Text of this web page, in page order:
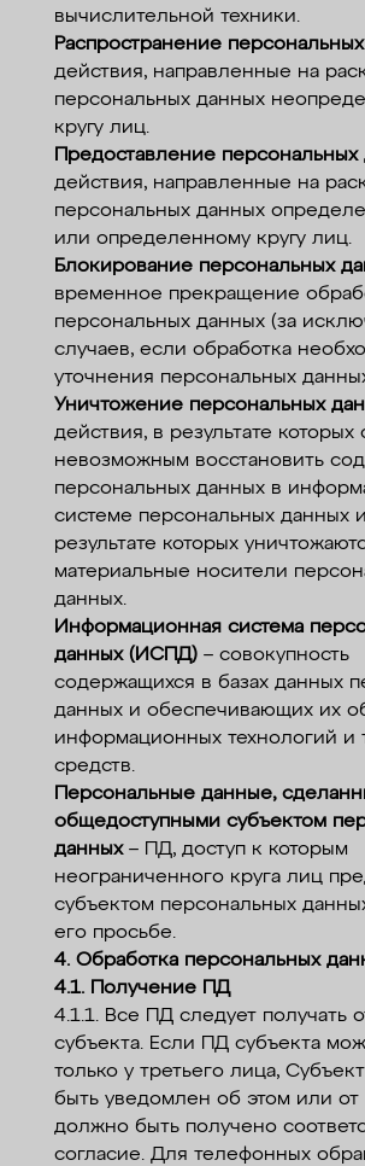
вычислительной техники.
Распространение
действия, направленные на
персональных данных
кругу лиц.
Предоставление персональных
действия, направленные на
персональных данных
или определенному кругу лиц.
Блокирование персональных
временное прекращение
персональных данных (за
случаев, если обработка
уточнения персональных
Уничтожение персональных
действия, в результате которых
невозможным восстановить
персональных данных в
системе персональных данных
результате которых
материальные носители
данных.
Информационная система
данных (ИСПД)– совокупность
содержащихся в базах данных
данных и обеспечивающих их
информационных технологий и
средств.
Персональные данные,
общедоступными субъектом
данных– ПД, доступ к которым
неограниченного круга лиц
субъектом персональных
его просьбе.
4. Обработка персональных
4.1. Получение ПД
4.1.1. Все ПД следует получать
субъекта. Если ПД субъекта
только у третьего лица,
быть уведомлен об этом или от
должно быть получено
согласие. Для телефонных